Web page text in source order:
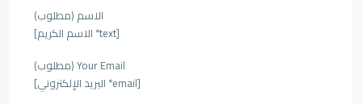
الاسم (مطلوب)
[text* الاسم الكريم]
Your Email (مطلوب)
[email* البريد الإلكتروني]